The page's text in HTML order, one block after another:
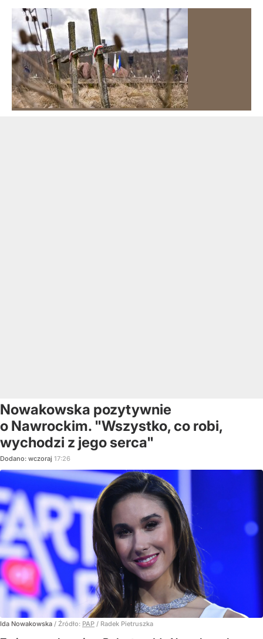
Nowakowska pozytywnie
o Nawrockim. "Wszystko, co robi,
wychodzi z jego serca"
Dodano: wczoraj 17:26
Ida Nowakowska / Źródło: PAP / Radek Pietruszka